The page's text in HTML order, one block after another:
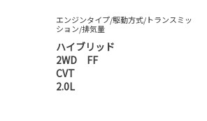
エンジンタイプ/駆動方式/トランスミッ
ション/排気量
ハイブリッド
2WD FF
CVT
2.0L